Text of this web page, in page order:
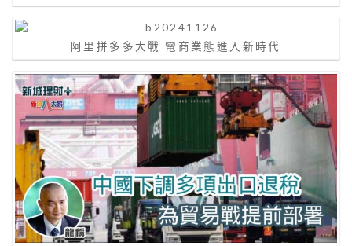
阿里拼多多大戰 電商業態進入新時代